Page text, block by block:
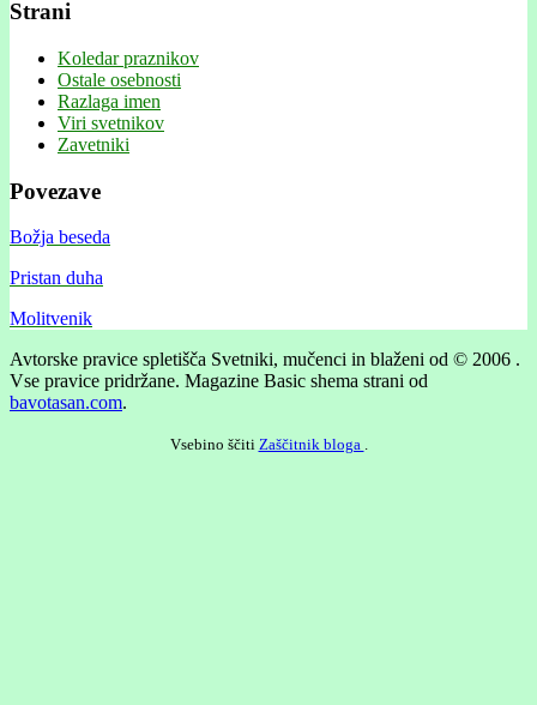
Strani
Koledar praznikov
Ostale osebnosti
Razlaga imen
Viri svetnikov
Zavetniki
Povezave
Božja beseda
Pristan duha
Molitvenik
Avtorske pravice spletišča Svetniki, mučenci in blaženi od © 2006 .
Vse pravice pridržane. Magazine Basic shema strani od
bavotasan.com.
Vsebino ščiti Zaščitnik bloga .